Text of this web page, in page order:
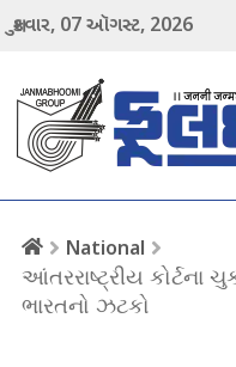
શુક્રવાર, 07ઑગસ્ટ, 2026
National
આંતરરાષ્ટ્રીય કોર્ટના
ભારતનો ઝટકો